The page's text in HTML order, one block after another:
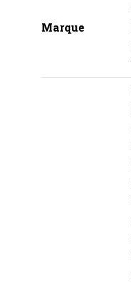
Marque